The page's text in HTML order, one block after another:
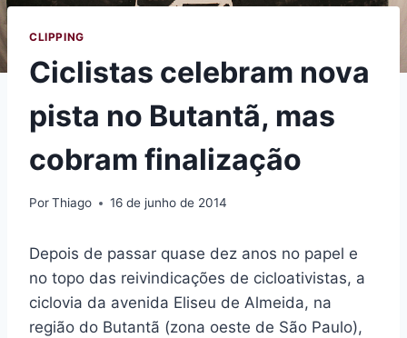
CLIPPING
Ciclistas celebram nova
pista no Butantã, mas
cobram finalização
PorThiago 16 de junho de 2014
Depois de passar quase dez anos no papel e
no topo das reivindicações de cicloativistas, a
ciclovia da avenida Eliseu de Almeida, na
região do Butantã (zona oeste de São Paulo),